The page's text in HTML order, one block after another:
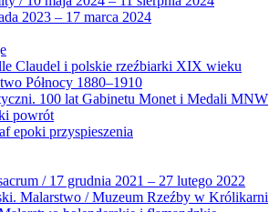
2023 – 17 marca 2024
Claudel i polskie rzeźbiarki XIX wieku
Północy 1880–1910
100 lat Gabinetu Monet i Medali MNW
powrót
epoki przyspieszenia
/ 17 grudnia 2021 – 27 lutego 2022
Malarstwo / Muzeum Rzeźby w Królikarni